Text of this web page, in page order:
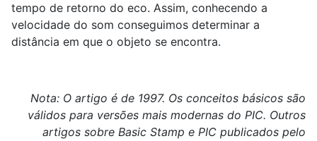
tempo de retorno do eco. Assim, conhecendo a
velocidade do som conseguimos determinar a
distância em que o objeto se encontra.
Nota: O artigo é de 1997. Os conceitos básicos são
válidos para versões mais modernas do PIC. Outros
artigos sobre Basic Stamp e PIC publicados pelo